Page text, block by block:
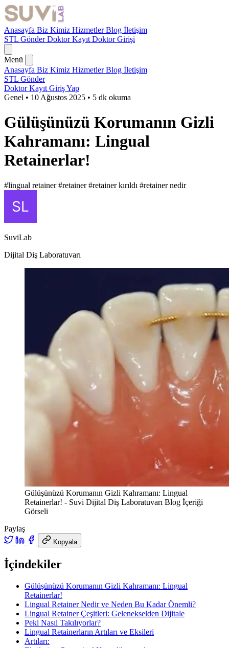
Anasayfa Biz Kimiz HizmetlerBlog İletişim
STL GönderDoktor Kayıt Doktor Girişi
Menü
Anasayfa Biz Kimiz HizmetlerBlog İletişim
STL Gönder
Doktor Kayıt Giriş Yap
Genel • 10 Ağustos 2025 • 5 dk okuma
Gülüşünüzü Korumanın Gizli
Kahramanı: Lingual
Retainerlar!
#lingual retainer#retainer#retainer kırıldı #retainer nedir
SuviLab
Dijital Diş Laboratuvarı
Gülüşünüzü Korumanın Gizli Kahramanı: Lingual
Retainerlar! - Suvi Dijital Diş Laboratuvarı Blog İçeriği
Görseli
Paylaş
Kopyala
İçindekiler
Gülüşünüzü Korumanın Gizli Kahramanı: Lingual
Retainerlar!
Lingual Retainer Nedir ve Neden Bu Kadar Önemli?
Lingual Retainer Çeşitleri: Gelenekselden Dijitale
Peki Nasıl Takılıyorlar?
Lingual Retainerların Artıları ve Eksileri
Artıları: